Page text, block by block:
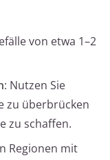
von etwa 1–2
: Nutzen Sie
zu überbrücken
zu schaffen.
Regionen mit